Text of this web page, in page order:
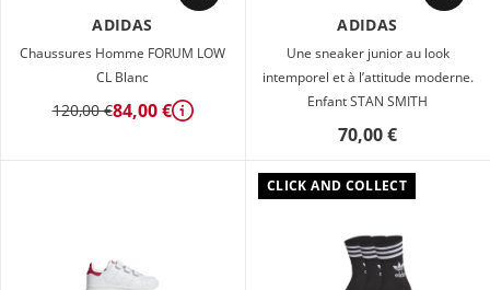
ADIDAS
Chaussures Homme FORUM LOW
CL Blanc
120,00 €84,00 € Détails
ADIDAS
Une sneaker junior au look
intemporel et à l’attitude moderne.
Enfant STAN SMITH
70,00 €
CLICK AND COLLECT